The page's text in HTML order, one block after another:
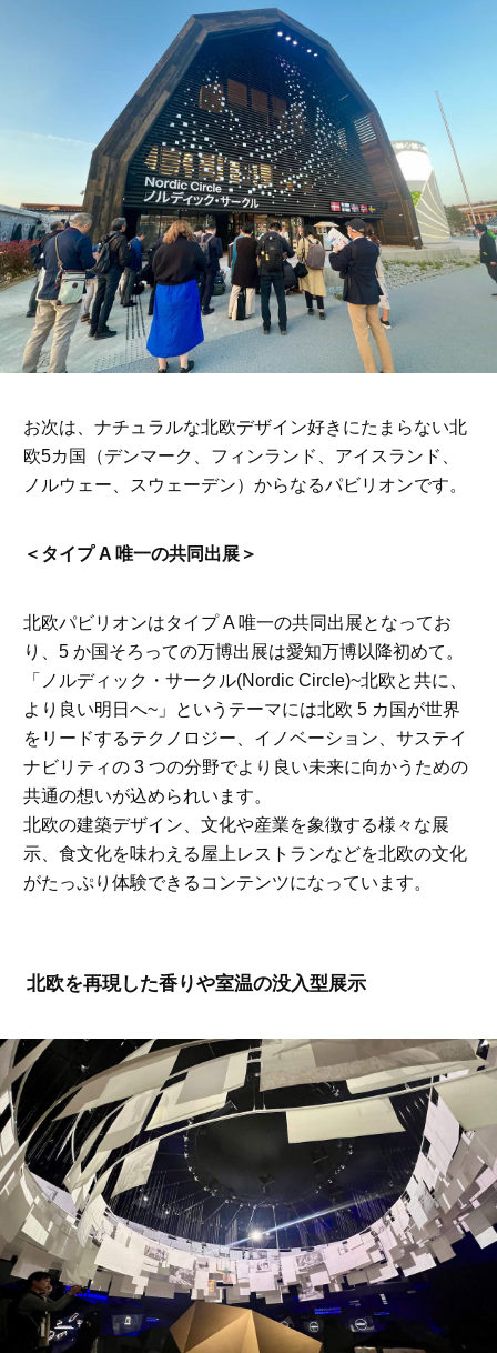
お次は、ナチュラルな北欧デザイン好きにたまらない北
欧5カ国（デンマーク、フィンランド、アイスランド、
ノルウェー、スウェーデン）からなるパビリオンです。
＜タイプ A 唯一の共同出展＞
北欧パビリオンはタイプ A 唯一の共同出展となってお
り、5 か国そろっての万博出展は愛知万博以降初めて。
「ノルディック・サークル(Nordic Circle)~北欧と共に、
より良い明日へ~」というテーマには北欧 5 カ国が世界
をリードするテクノロジー、イノベーション、サステイ
ナビリティの 3 つの分野でより良い未来に向かうための
共通の想いが込められいます。
北欧の建築デザイン、文化や産業を象徴する様々な展
示、食文化を味わえる屋上レストランなどを北欧の文化
がたっぷり体験できるコンテンツになっています。
北欧を再現した香りや室温の没入型展示